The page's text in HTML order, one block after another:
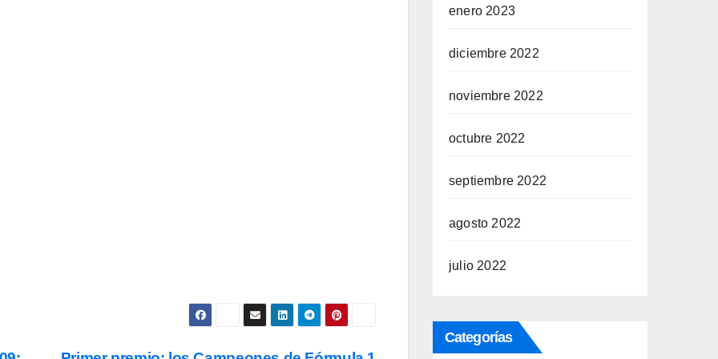
enero 2023
diciembre 2022
noviembre 2022
octubre 2022
septiembre 2022
agosto 2022
julio 2022
Categorías